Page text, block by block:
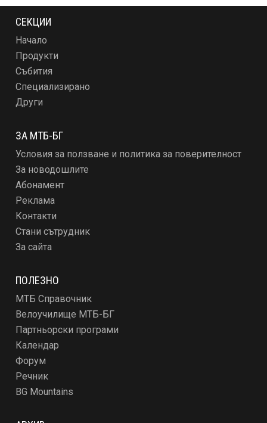
СЕКЦИИ
Начало
Продукти
Събития
Специализирано
Други
ЗА МТБ-БГ
Условия за ползване и политика за поверителност
За новодошлите
Абонамент
Реклама
Контакти
Стани сътрудник
За сайта
ПОЛЕЗНО
МТБ Справочник
Велоучилище МТБ-БГ
Партньорски програми
Календар
Форум
Речник
BG Mountains